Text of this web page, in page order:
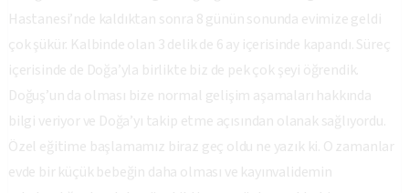
Hastanesi’nde kaldıktan sonra 8 günün sonunda evimize geldi
çok şükür. Kalbinde olan 3 delik de 6 ay içerisinde kapandı. Süreç
içerisinde de Doğa’yla birlikte biz de pek çok şeyi öğrendik.
Doğuş’un da olması bize normal gelişim aşamaları hakkında
bilgi veriyor ve Doğa’yı takip etme açısından olanak sağlıyordu.
Özel eğitime başlamamız biraz geç oldu ne yazık ki. O zamanlar
evde bir küçük bebeğin daha olması ve kayınvalidemin